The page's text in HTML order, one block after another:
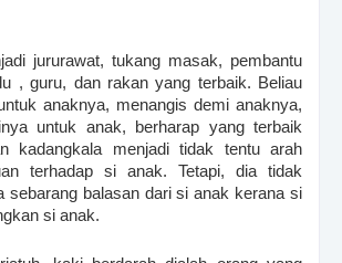
jururawat, tukang masak, pembantu
, guru, dan rakan yang terbaik. Beliau
anaknya, menangis demi anaknya,
untuk anak, berharap yang terbaik
kadangkala menjadi tidak tentu arah
terhadap si anak. Tetapi, dia tidak
sebarang balasan dari si anak kerana si
si anak.